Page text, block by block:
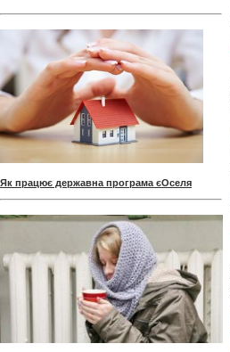
Як працює державна програма єОселя